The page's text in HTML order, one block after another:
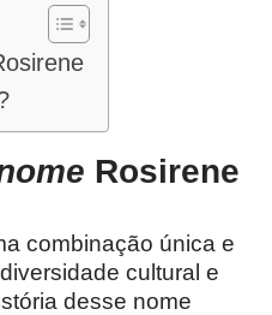
Rosirene
combinação única e
cultural e
desse nome